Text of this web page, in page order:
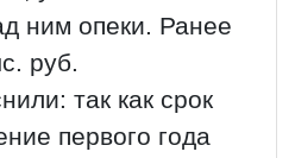
ним опеки. Ранее
руб.
так как срок
первого года